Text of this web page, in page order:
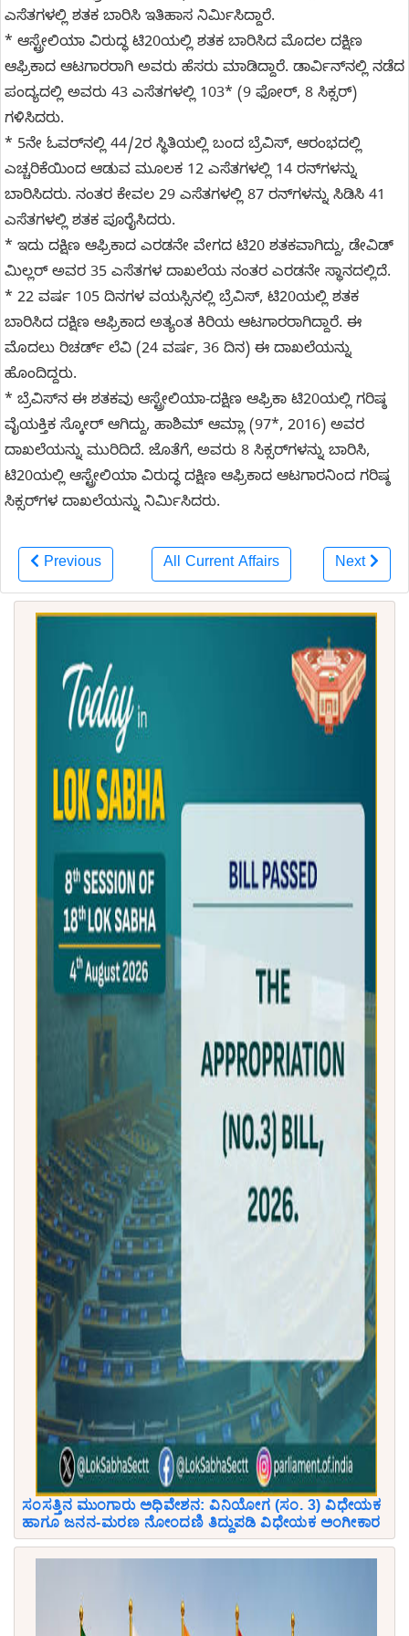
ಎಸೆತಗಳಲ್ಲಿ ಶತಕ ಬಾರಿಸಿ ಇತಿಹಾಸ ನಿರ್ಮಿಸಿದ್ದಾರೆ.
* ಆಸ್ಟ್ರೇಲಿಯಾ ವಿರುದ್ಧ ಟಿ20ಯಲ್ಲಿ ಶತಕ ಬಾರಿಸಿದ ಮೊದಲ ದಕ್ಷಿಣ
ಆಫ್ರಿಕಾದ ಆಟಗಾರರಾಗಿ ಅವರು ಹೆಸರು ಮಾಡಿದ್ದಾರೆ. ಡಾರ್ವಿನ್‌ನಲ್ಲಿ ನಡೆದ
ಪಂದ್ಯದಲ್ಲಿ ಅವರು 43 ಎಸೆತಗಳಲ್ಲಿ 103* (9 ಫೋರ್, 8 ಸಿಕ್ಸರ್)
ಗಳಿಸಿದರು.
* 5ನೇ ಓವರ್‌ನಲ್ಲಿ 44/2ರ ಸ್ಥಿತಿಯಲ್ಲಿ ಬಂದ ಬ್ರೆವಿಸ್, ಆರಂಭದಲ್ಲಿ
ಎಚ್ಚರಿಕೆಯಿಂದ ಆಡುವ ಮೂಲಕ 12 ಎಸೆತಗಳಲ್ಲಿ 14 ರನ್‌ಗಳನ್ನು
ಬಾರಿಸಿದರು. ನಂತರ ಕೇವಲ 29 ಎಸೆತಗಳಲ್ಲಿ 87 ರನ್‌ಗಳನ್ನು ಸಿಡಿಸಿ 41
ಎಸೆತಗಳಲ್ಲಿ ಶತಕ ಪೂರೈಸಿದರು.
* ಇದು ದಕ್ಷಿಣ ಆಫ್ರಿಕಾದ ಎರಡನೇ ವೇಗದ ಟಿ20 ಶತಕವಾಗಿದ್ದು, ಡೇವಿಡ್
ಮಿಲ್ಲರ್ ಅವರ 35 ಎಸೆತಗಳ ದಾಖಲೆಯ ನಂತರ ಎರಡನೇ ಸ್ಥಾನದಲ್ಲಿದೆ.
* 22 ವರ್ಷ 105 ದಿನಗಳ ವಯಸ್ಸಿನಲ್ಲಿ ಬ್ರೆವಿಸ್, ಟಿ20ಯಲ್ಲಿ ಶತಕ
ಬಾರಿಸಿದ ದಕ್ಷಿಣ ಆಫ್ರಿಕಾದ ಅತ್ಯಂತ ಕಿರಿಯ ಆಟಗಾರರಾಗಿದ್ದಾರೆ. ಈ
ಮೊದಲು ರಿಚರ್ಡ್ ಲೆವಿ (24 ವರ್ಷ, 36 ದಿನ) ಈ ದಾಖಲೆಯನ್ನು
ಹೊಂದಿದ್ದರು.
* ಬ್ರೆವಿಸ್‌ನ ಈ ಶತಕವು ಆಸ್ಟ್ರೇಲಿಯಾ-ದಕ್ಷಿಣ ಆಫ್ರಿಕಾ ಟಿ20ಯಲ್ಲಿ ಗರಿಷ್ಠ
ವೈಯಕ್ತಿಕ ಸ್ಕೋರ್ ಆಗಿದ್ದು, ಹಾಶಿಮ್ ಆಮ್ಲಾ (97*, 2016) ಅವರ
ದಾಖಲೆಯನ್ನು ಮುರಿದಿದೆ. ಜೊತೆಗೆ, ಅವರು 8 ಸಿಕ್ಸರ್‌ಗಳನ್ನು ಬಾರಿಸಿ,
ಟಿ20ಯಲ್ಲಿ ಆಸ್ಟ್ರೇಲಿಯಾ ವಿರುದ್ಧ ದಕ್ಷಿಣ ಆಫ್ರಿಕಾದ ಆಟಗಾರನಿಂದ ಗರಿಷ್ಠ
ಸಿಕ್ಸರ್‌ಗಳ ದಾಖಲೆಯನ್ನು ನಿರ್ಮಿಸಿದರು.
Previous All Current Affairs Next
ಸಂಸತ್ತಿನ ಮುಂಗಾರು ಅಧಿವೇಶನ: ವಿನಿಯೋಗ (ಸಂ. 3) ವಿಧೇಯಕ
ಹಾಗೂ ಜನನ-ಮರಣ ನೋಂದಣಿ ತಿದ್ದುಪಡಿ ವಿಧೇಯಕ ಅಂಗೀಕಾರ